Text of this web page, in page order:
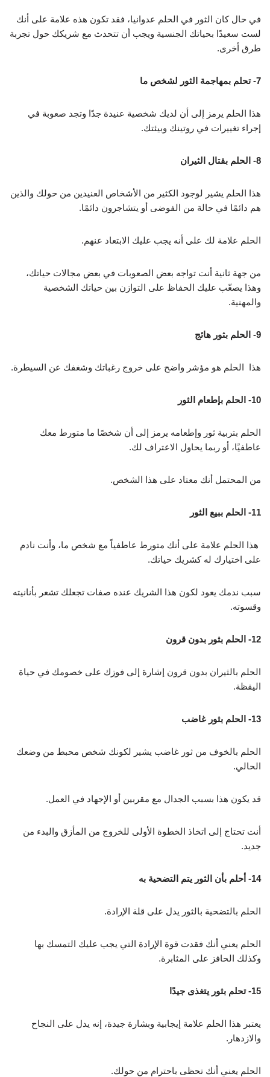
في حال كان الثور في الحلم عدوانيا، فقد تكون هذه علامة على أنك
لست سعيدًا بحياتك الجنسية ويجب أن تتحدث مع شريكك حول تجربة
طرق أخرى.
7- تحلم بمهاجمة الثور لشخص ما
هذا الحلم يرمز إلى أن لديك شخصية عنيدة جدًا وتجد صعوبة في
إجراء تغييرات في روتينك وبيئتك.
8- الحلم بقتال الثيران
هذا الحلم يشير لوجود الكثير من الأشخاص العنيدين من حولك والذين
هم دائمًا في حالة من الفوضى أو يتشاجرون دائمًا.
الحلم علامة لك على أنه يجب عليك الابتعاد عنهم.
من جهة ثانية أنت تواجه بعض الصعوبات في بعض مجالات حياتك،
وهذا يصعّب عليك الحفاظ على التوازن بين حياتك الشخصية
والمهنية.
9- الحلم بثور هائج
هذا الحلم هو مؤشر واضح على خروج رغباتك وشغفك عن السيطرة.
10- الحلم بإطعام الثور
الحلم بتربية ثور وإطعامه يرمز إلى أن شخصًا ما متورط معك
عاطفيًا، أو ربما يحاول الاعتراف لك.
من المحتمل أنك معتاد على هذا الشخص.
11- الحلم ببيع الثور
هذا الحلم علامة على أنك متورط عاطفياً مع شخص ما، وأنت نادم
على اختيارك له كشريك حياتك.
سبب ندمك يعود لكون هذا الشريك عنده صفات تجعلك تشعر بأنانيته
وقسوته.
12- الحلم بثور بدون قرون
الحلم بالثيران بدون قرون إشارة إلى فوزك على خصومك في حياة
اليقظة.
13- الحلم بثور غاضب
الحلم بالخوف من ثور غاضب يشير لكونك شخص محبط من وضعك
الحالي.
قد يكون هذا بسبب الجدال مع مقربين أو الإجهاد في العمل.
أنت تحتاج إلى اتخاذ الخطوة الأولى للخروج من المأزق والبدء من
جديد.
14- أحلم بأن الثور يتم التضحية به
الحلم بالتضحية بالثور يدل على قلة الإرادة.
الحلم يعني أنك فقدت قوة الإرادة التي يجب عليك التمسك بها
وكذلك الحافز على المثابرة.
15- تحلم بثور يتغذى جيدًا
يعتبر هذا الحلم علامة إيجابية وبشارة جيدة، إنه يدل على النجاح
والازدهار.
الحلم يعني أنك تحظى باحترام من حولك.